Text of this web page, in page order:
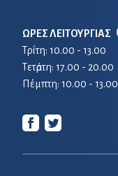
ΩΡΕΣ ΛΕΙΤΟΥΡΓΙΑΣ
Τρίτη: 10.00 - 13.00
Τετἀρτη: 17.00 - 20.00
Πέμπτη: 10.00 - 13.00